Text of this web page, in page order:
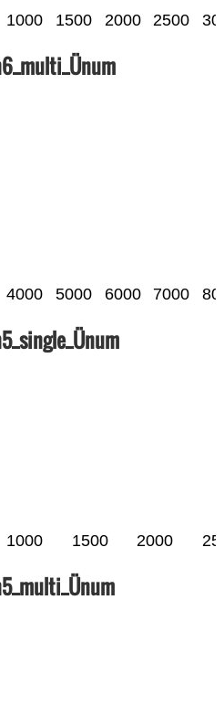
1000 1500 2000 2500
4000 5000 6000 7000
1000 1500 2000